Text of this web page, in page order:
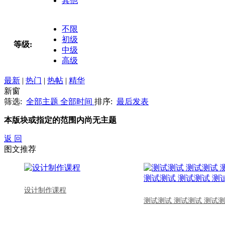
等级:
不限
初级
中级
高级
最新 | 热门 | 热帖 | 精华
新窗
筛选: 全部主题 全部时间 排序: 最后发表
本版块或指定的范围内尚无主题
返 回
图文推荐
设计制作课程
测试测试 测试测试 测试